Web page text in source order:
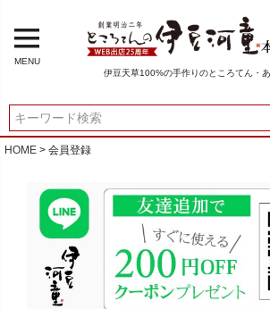
MENU
伊豆天草100%の手作りのところてん・
HOME 会員登録